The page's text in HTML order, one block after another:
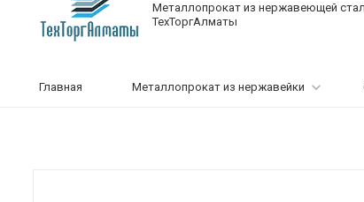
Металлопрокат из нержавеющей
ТехТоргАлматы
Главная Металлопрокат из нержавейки